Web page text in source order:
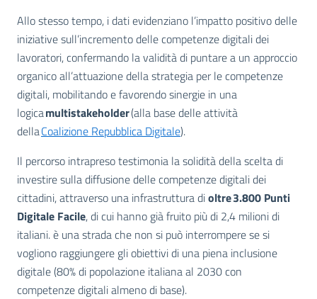
Allo stesso tempo, i dati evidenziano l’impatto positivo delle
iniziative sull’incremento delle competenze digitali dei
lavoratori, confermando la validità di puntare a un approccio
organico all’attuazione della strategia per le competenze
digitali, mobilitando e favorendo sinergie in una
logicamultistakeholder(alla base delle attività
dellaCoalizione Repubblica Digitale).
Il percorso intrapreso testimonia la solidità della scelta di
investire sulla diffusione delle competenze digitali dei
cittadini, attraverso una infrastruttura dioltre 3.800 Punti
Digitale Facile, di cui hanno già fruito più di 2,4 milioni di
italiani. è una strada che non si può interrompere se si
vogliono raggiungere gli obiettivi di una piena inclusione
digitale (80% di popolazione italiana al 2030 con
competenze digitali almeno di base).